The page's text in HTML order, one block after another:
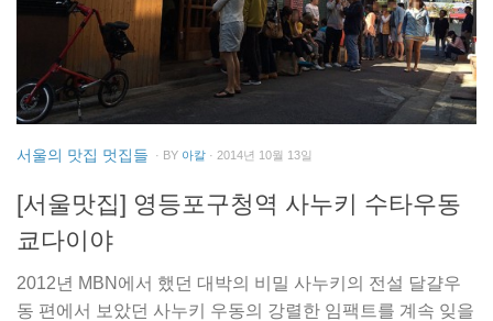
서울의 맛집 멋집들 · BY 아칼 · 2014년 10월 13일
[서울맛집] 영등포구청역 사누키 수타우동
쿄다이야
2012년 MBN에서 했던 대박의 비밀 사누키의 전설 달걀우
동 편에서 보았던 사누키 우동의 강렬한 임팩트를 계속 잊을